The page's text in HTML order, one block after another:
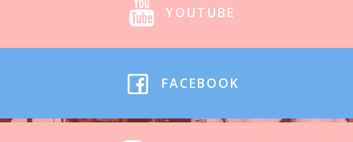
YOUTUBE
FACEBOOK